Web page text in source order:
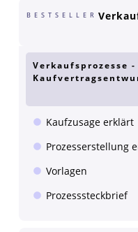
BESTSELLER
Verkaufsprozesse
Kaufzusage erklärt
Prozesserstellung
Vorlagen
Prozesssteckbrief